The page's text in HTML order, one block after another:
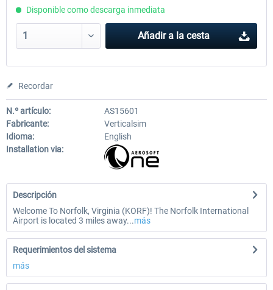
Disponible como descarga inmediata
Añadir a la cesta
Recordar
N.º artículo:
AS15601
Fabricante:
Verticalsim
Idioma:
English
Installation via:
Descripción
Welcome To Norfolk, Virginia (KORF)! The Norfolk International
Airport is located 3 miles away...más
Requerimientos del sistema
más